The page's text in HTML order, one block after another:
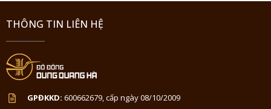
THÔNG TIN LIÊN HỆ
GPĐKKD: 600662679, cấp ngày 08/10/2009